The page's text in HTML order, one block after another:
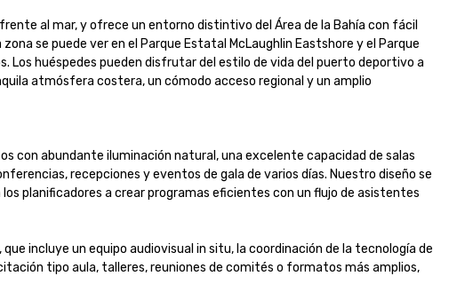
al mar, y ofrece un entorno distintivo del Área de la Bahía con fácil
se puede ver en el Parque Estatal McLaughlin Eastshore y el Parque
Los huéspedes pueden disfrutar del estilo de vida del puerto deportivo a
atmósfera costera, un cómodo acceso regional y un amplio
con abundante iluminación natural, una excelente capacidad de salas
recepciones y eventos de gala de varios días. Nuestro diseño se
planificadores a crear programas eficientes con un flujo de asistentes
incluye un equipo audiovisual in situ, la coordinación de la tecnología de
tipo aula, talleres, reuniones de comités o formatos más amplios,